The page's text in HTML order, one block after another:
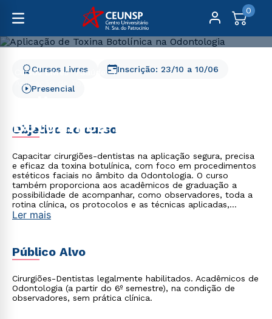
0
Cursos Livres
Saúde
Aplicação de Toxina Botulínica na Odontologia
Botulínica na Odontologia
Cursos Livres
Presencial
Inscrição: 23/10 a 10/06
Objetivo do curso
Capacitar cirurgiões-dentistas na aplicação segura, precisa
e eficaz da toxina botulínica, com foco em procedimentos
estéticos faciais no âmbito da Odontologia. O curso
também proporciona aos acadêmicos de graduação a
possibilidade de acompanhar, como observadores, toda a
rotina clínica, os protocolos e as técnicas aplicadas,
enriquecendo sua formação e visão profissional.
Ler mais
Público Alvo
Cirurgiões-Dentistas legalmente habilitados. Acadêmicos de
Odontologia (a partir do 6º semestre), na condição de
observadores, sem prática clínica.